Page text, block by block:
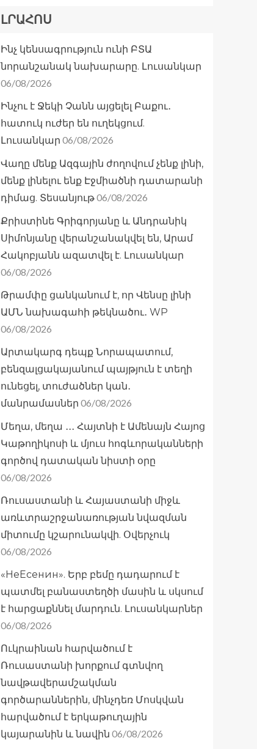
ԼՐԱՀՈՍ
Ինչ կենսագրություն ունի ԲՏԱ
նորանշանակ նախարարը. Լուսանկար
06/08/2026
Ինչու է Ջեկի Չանն այցելել Բաքու․
հատուկ ուժեր են ուղեկցում.
Լուսանկար 06/08/2026
Վաղը մենք Ազգային ժողովում չենք լինի,
մենք լինելու ենք Էջմիածնի դատարանի
դիմաց. Տեսանյութ06/08/2026
Քրիստինե Գրիգորյանը և Անդրանիկ
Սիմոնյանը վերանշանակվել են, Արամ
Հակոբյանն ազատվել է. Լուսանկար
06/08/2026
Թրամփը ցանկանում է, որ Վենսը լինի
ԱՄՆ նախագահի թեկնածու․ WP
06/08/2026
Արտակարգ դեպք Նորապատում,
բենզալցակայանում պայթյուն է տեղի
ունեցել, տուժածներ կան․
մանրամասներ 06/08/2026
Մեղա, մեղա ․․․ Հայտնի է Ամենայն Հայոց
Կաթողիկոսի և մյուս հոգևորականների
գործով դատական նիստի օրը
06/08/2026
Ռուսաստանի և Հայաստանի միջև
առևտրաշրջանառության նվազման
միտումը կշարունակվի. Օվերչուկ
06/08/2026
«НеЕсенин». Երբ բեմը դադարում է
պատմել բանաստեղծի մասին և սկսում
է հարցաքննել մարդուն. Լուսանկարներ
06/08/2026
Ուկրաինան հարվածում է
Ռուսաստանի խորքում գտնվող
նավթավերամշակման
գործարաններին, մինչդեռ Մոսկվան
հարվածում է երկաթուղային
կայարանին և նավին 06/08/2026